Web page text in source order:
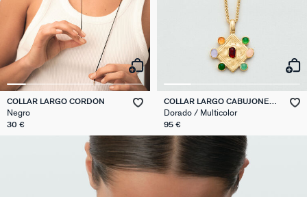
COLLAR LARGO CORDÓN
Negro
30 €
COLLAR LARGO CABUJONES
PANGEA
Dorado / Multicolor
95 €